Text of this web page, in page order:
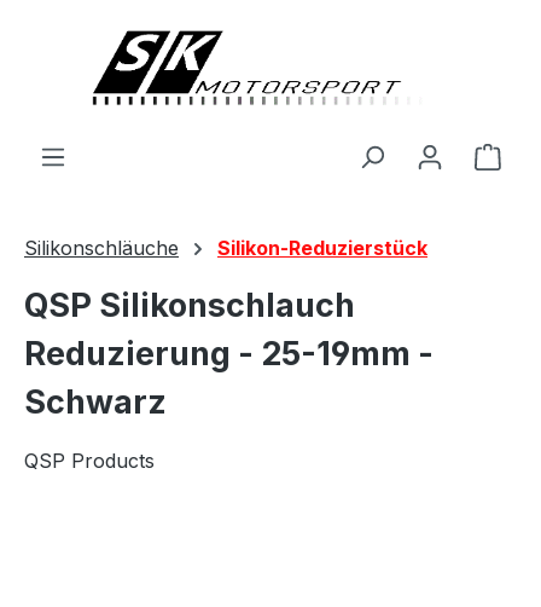
Silikonschläuche Silikon-Reduzierstück
QSP Silikonschlauch
Reduzierung - 25-19mm -
Schwarz
QSP Products